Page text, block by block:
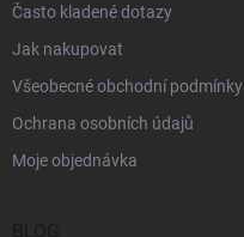
Často kladené dotazy
Jak nakupovat
Všeobecné obchodní podmínky
Ochrana osobních údajů
Moje objednávka